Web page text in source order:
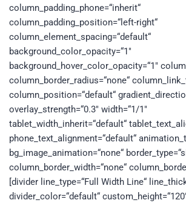
column_padding_phone=“inherit“
column_padding_position=“left-right“
column_element_spacing=“default“
background_color_opacity=“1″
background_hover_color_opacity=“1″
column_border_radius=“none“
column_position=“default“
overlay_strength=“0.3″ width=“1/1″
tablet_width_inherit=“default“
phone_text_alignment=“default“
bg_image_animation=“none“
column_border_width=“none“
[divider line_type=“Full Width Line“
divider_color=“default“